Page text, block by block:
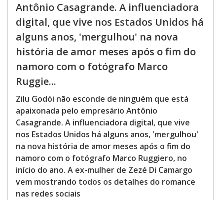
Antônio Casagrande. A influenciadora
digital, que vive nos Estados Unidos há
alguns anos, 'mergulhou' na nova
história de amor meses após o fim do
namoro com o fotógrafo Marco
Ruggie...
Zilu Godói não esconde de ninguém que está
apaixonada pelo empresário Antônio
Casagrande. A influenciadora digital, que vive
nos Estados Unidos há alguns anos, 'mergulhou'
na nova história de amor meses após o fim do
namoro com o fotógrafo Marco Ruggiero, no
início do ano. A ex-mulher de Zezé Di Camargo
vem mostrando todos os detalhes do romance
nas redes sociais